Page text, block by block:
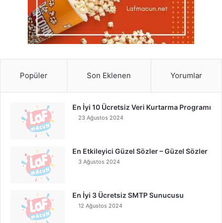
Popüler Son Eklenen Yorumlar
En İyi 10 Ücretsiz Veri Kurtarma Programı
23 Ağustos 2024
En Etkileyici Güzel Sözler – Güzel Sözler
3 Ağustos 2024
En İyi 3 Ücretsiz SMTP Sunucusu
12 Ağustos 2024